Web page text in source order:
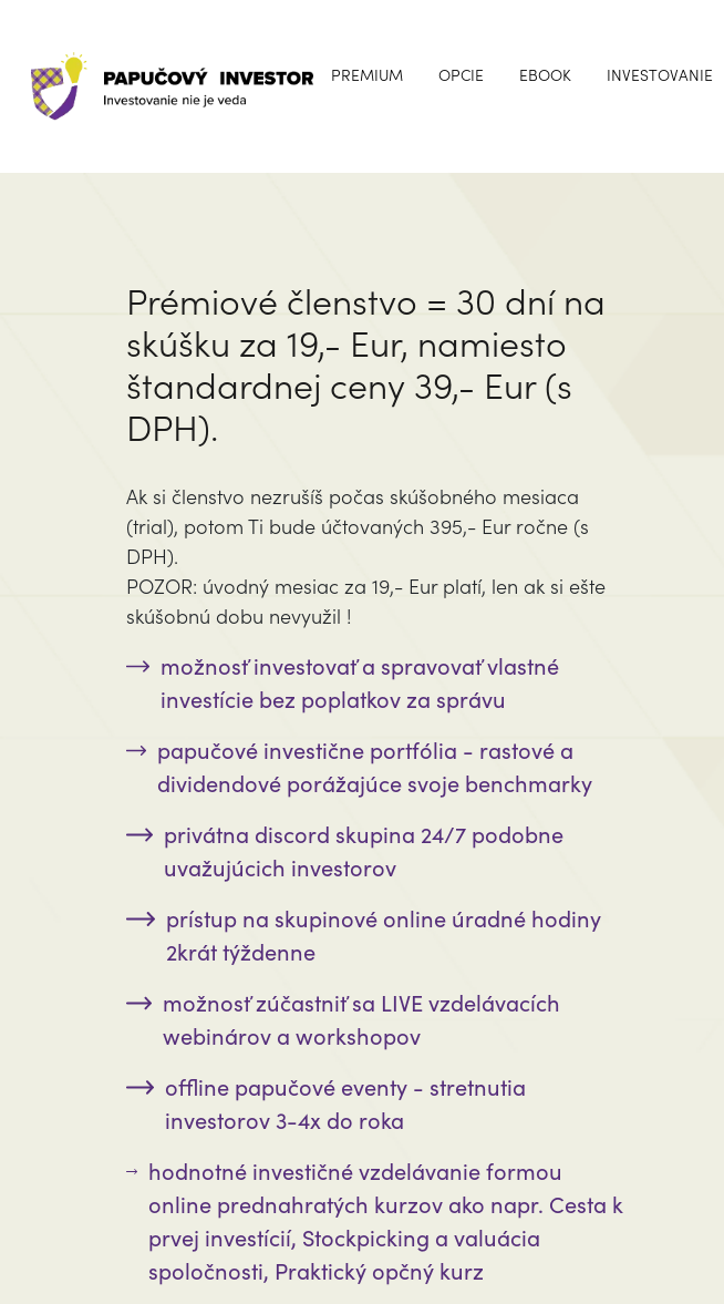
PREMIUM OPCIE EBOOK INVESTOVANIE
Prémiové členstvo = 30 dní na
skúšku za 19,- Eur, namiesto
štandardnej ceny 39,- Eur (s
DPH).
Ak si členstvo nezrušíš počas skúšobného mesiaca
(trial), potom Ti bude účtovaných 395,- Eur ročne (s
DPH).
POZOR: úvodný mesiac za 19,- Eur platí, len ak si ešte
skúšobnú dobu nevyužil !
možnosť investovať a spravovať vlastné
investície bez poplatkov za správu
papučové investične portfólia - rastové a
dividendové porážajúce svoje benchmarky
privátna discord skupina 24/7 podobne
uvažujúcich investorov
prístup na skupinové online úradné hodiny
2krát týždenne
možnosť zúčastniť sa LIVE vzdelávacích
webinárov a workshopov
offline papučové eventy - stretnutia
investorov 3-4x do roka
hodnotné investičné vzdelávanie formou
online prednahratých kurzov ako napr. Cesta k
prvej investícií, Stockpicking a valuácia
spoločnosti, Praktický opčný kurz